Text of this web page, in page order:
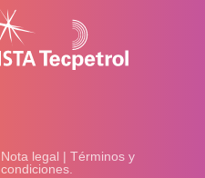
Nota legal | Términos y
condiciones.